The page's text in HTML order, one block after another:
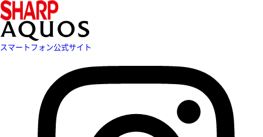
スマートフォン公式サイト